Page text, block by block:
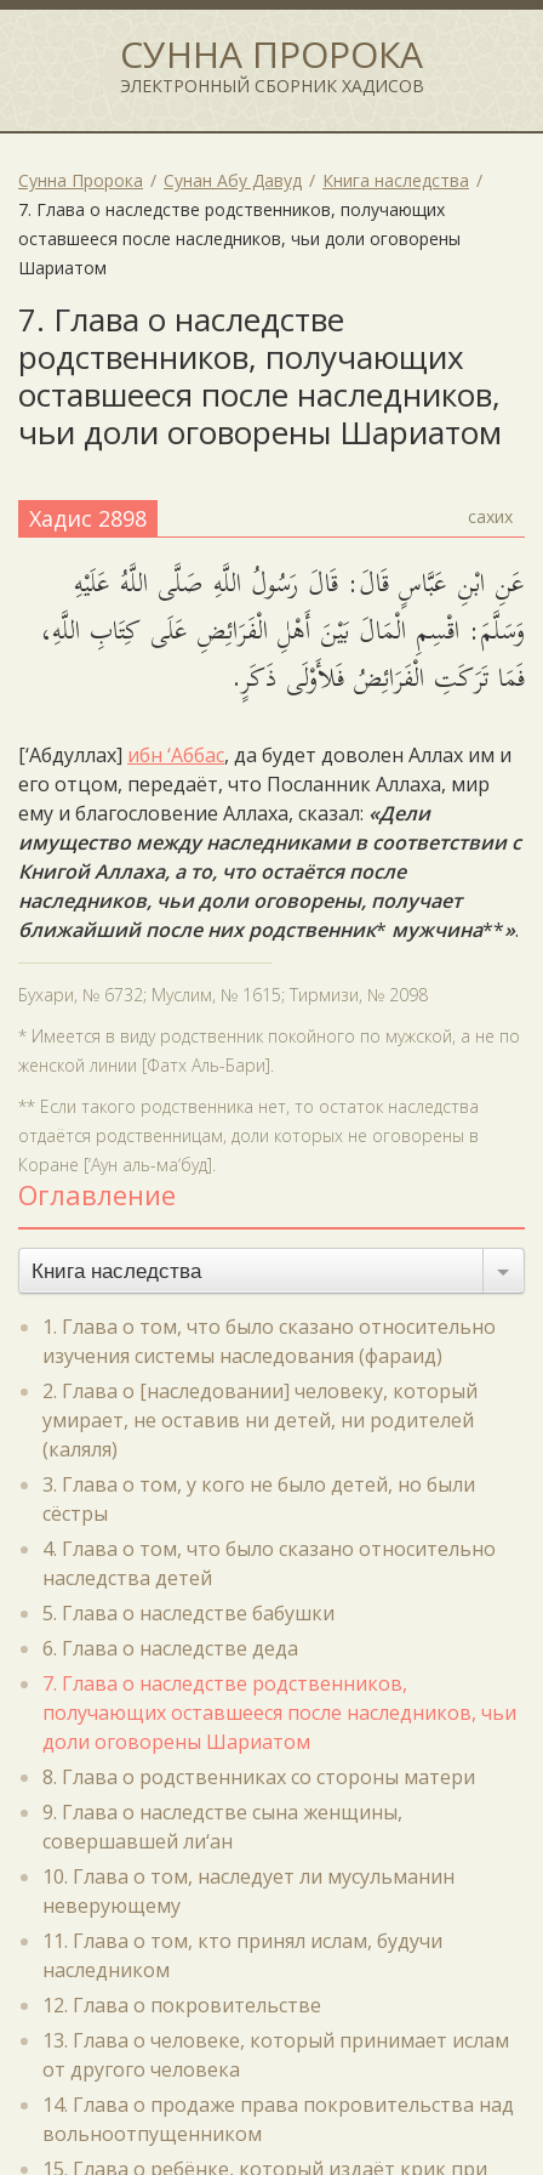
СУННА ПРОРОКА
ЭЛЕКТРОННЫЙ СБОРНИК ХАДИСОВ
Сунна Пророка Сунан Абу Давуд
Книга наследства
7. Глава о наследстве родственников, получающих
оставшееся после наследников, чьи доли оговорены
Шариатом
7. Глава о наследстве
родственников, получающих
оставшееся после наследников,
чьи доли оговорены Шариатом
Хадис 2898 сахих
عَنِ ابْنِ عَبَّاسٍ قَالَ: قَالَ رَسُولُ اللَّهِ صَلَّى اللَّهُ عَلَيْهِ
وَسَلَّمَ: اقْسِمِ الْمَالَ بَيْنَ أَهْلِ الْفَرَائِضِ عَلَى كِتَابِ اللَّهِ،
فَمَا تَرَكَتِ الْفَرَائِضُ فَلأَوْلَى ذَكَرٍ.
[‘Абдуллах] ибн ‘Аббас, да будет доволен Аллах им и
его отцом, передаёт, что Посланник Аллаха, мир
ему и благословение Аллаха, сказал: «Дели
имущество между наследниками в соответствии с
Книгой Аллаха, а то, что остаётся после
наследников, чьи доли оговорены, получает
ближайший после них родственник* мужчина**».
Бухари, № 6732; Муслим, № 1615; Тирмизи, № 2098
* Имеется в виду родственник покойного по мужской, а не по
женской линии [Фатх Аль-Бари].
** Если такого родственника нет, то остаток наследства
отдаётся родственницам, доли которых не оговорены в
Коране [‘Аун аль-ма‘буд].
Оглавление
Книга наследства
1. Глава о том, что было сказано относительно
изучения системы наследования (фараид)
2. Глава о [наследовании] человеку, который
умирает, не оставив ни детей, ни родителей
(каляля)
3. Глава о том, у кого не было детей, но были
сёстры
4. Глава о том, что было сказано относительно
наследства детей
5. Глава о наследстве бабушки
6. Глава о наследстве деда
7. Глава о наследстве родственников,
получающих оставшееся после наследников, чьи
доли оговорены Шариатом
8. Глава о родственниках со стороны матери
9. Глава о наследстве сына женщины,
совершавшей ли‘ан
10. Глава о том, наследует ли мусульманин
неверующему
11. Глава о том, кто принял ислам, будучи
наследником
12. Глава о покровительстве
13. Глава о человеке, который принимает ислам
от другого человека
14. Глава о продаже права покровительства над
вольноотпущенником
15. Глава о ребёнке, который издаёт крик при